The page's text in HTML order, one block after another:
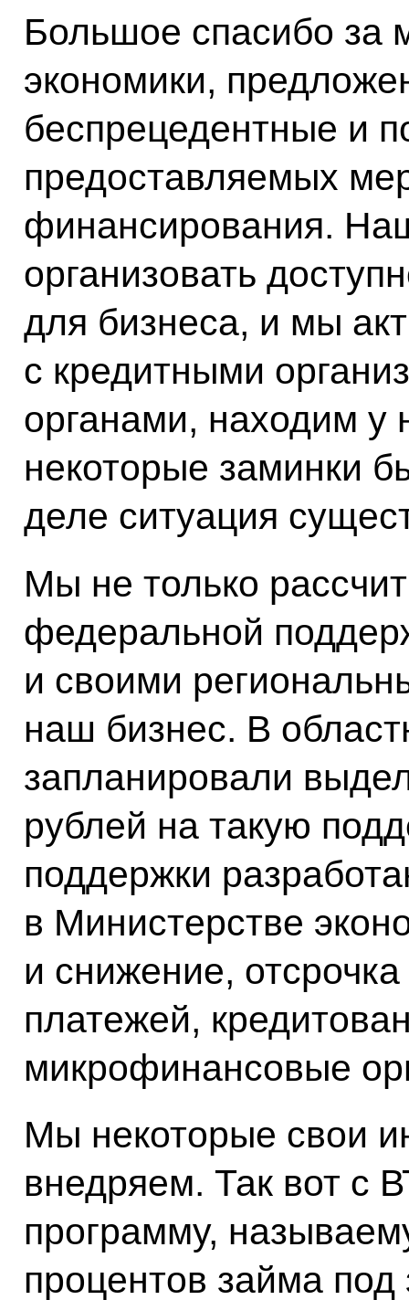
Большое спасибо за
экономики,
беспрецедентные и
предоставляемых
финансирования.
организовать
для бизнеса, и мы
с кредитными
органами, находим у
некоторые заминки
деле ситуация
Мы не только
федеральной
и своими
наш бизнес. В
запланировали
рублей на такую
поддержки
в Министерстве
и снижение,
платежей,
микрофинансовые
Мы некоторые свои
внедряем. Так вот с
программу,
процентов займа